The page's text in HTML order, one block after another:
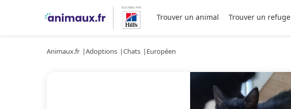
Trouver un animal Trouver un refuge
Animaux.fr Adoptions Chats Européen